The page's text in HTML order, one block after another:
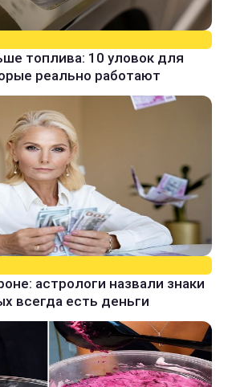
топлива: 10 уловок для
реально работают
астрологи назвали знаки
всегда есть деньги